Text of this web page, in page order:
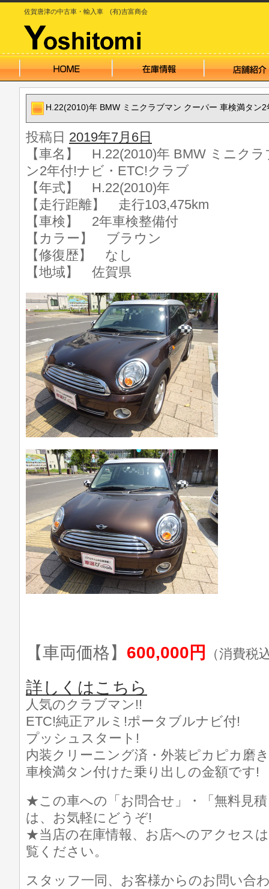
佐賀唐津の中古車・輸入車 (有)吉富商会
H.22(2010)年 BMW ミニクラブマン クーパー 車検満タン
投稿日 2019年7月6日
【車名】 H.22(2010)年 BMW ミニク
ン2年付!ナビ・ETC!クラブ
【年式】 H.22(2010)年
【走行距離】 走行103,475km
【車検】 2年車検整備付
【カラー】 ブラウン
【修復歴】 なし
【地域】 佐賀県
【車両価格】 600,000円 （消費税
詳しくはこちら
人気のクラブマン!!
ETC!純正アルミ!ポータブルナビ付!
プッシュスタート!
内装クリーニング済・外装ピカピカ磨
車検満タン付けた乗り出しの金額です!
★この車への「お問合せ」・「無料見
は、お気軽にどうぞ!
★当店の在庫情報、お店へのアクセス
覧ください。
スタッフ一同、お客様からのお問い合